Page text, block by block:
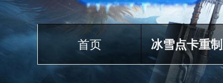
首页 冰雪点卡重